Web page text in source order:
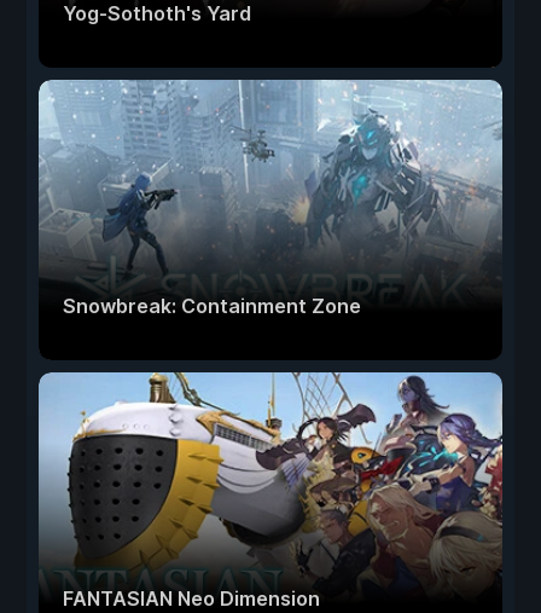
Yog-Sothoth's Yard
Snowbreak: Containment Zone
FANTASIAN Neo Dimension